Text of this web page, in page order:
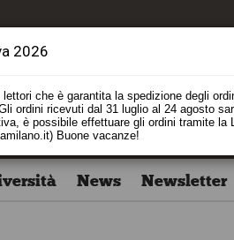
News Newsletter
2026
che è garantita la spedizione degli
ordini ricevuti dal 31 luglio al 24 agosto
è possibile effettuare gli ordini tramite la
Buone vacanze!